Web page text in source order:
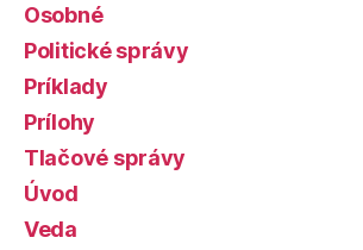
Osobné
Politické správy
Príklady
Prílohy
Tlačové správy
Úvod
Veda